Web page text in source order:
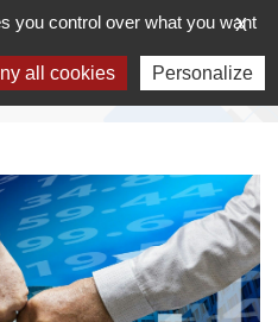
Finance
X
you control over what you want
all cookies Personalize